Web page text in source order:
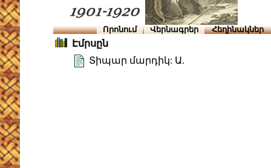
Որոնում Վերնագրեր Հեղինակներ
Էմրսըն
Տիպար մարդիկ: Ա.